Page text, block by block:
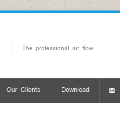
The professional air flow
Our Clients Download